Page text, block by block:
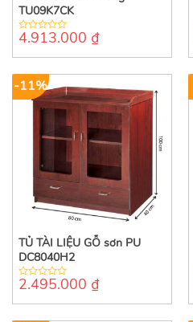
TU09K7CK
0
of
4.913.000 ₫
-11%
TỦ TÀI LIỆU GỖ sơn PU
DC8040H2
0
of
2.495.000 ₫